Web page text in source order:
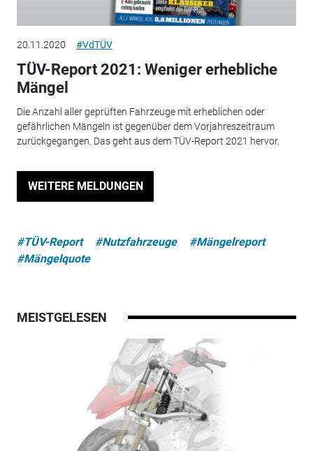
20.11.2020 #VdTÜV
TÜV-Report 2021: Weniger erhebliche
Mängel
Die Anzahl aller geprüften Fahrzeuge mit erheblichen oder
gefährlichen Mängeln ist gegenüber dem Vorjahreszeitraum
zurückgegangen. Das geht aus dem TÜV-Report 2021 hervor.
WEITERE MELDUNGEN
#TÜV-Report #Nutzfahrzeuge
#Mängelreport
#Mängelquote
MEISTGELESEN